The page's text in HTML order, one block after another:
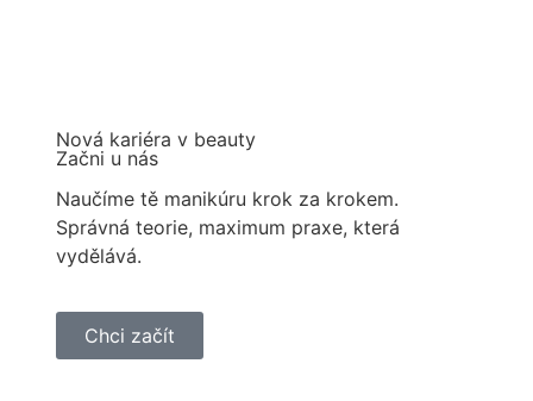
Nová kariéra v beauty
Začni u nás
Naučíme tě manikúru krok za krokem.
Správná teorie, maximum praxe, která
vydělává.
Chci začít